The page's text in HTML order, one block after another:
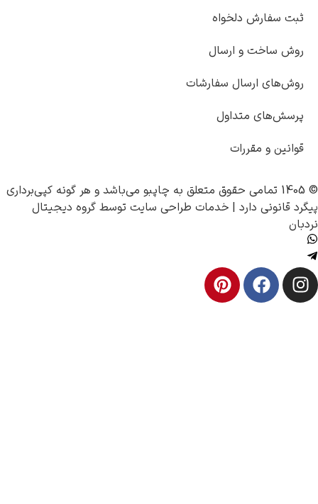
سفارش دلخواه
ساخت و ارسال
ارسال سفارشات
متداول
و مقررات
چاپبومی‌باشد و هر گونه کپی‌برداری
قانونی دارد |خدمات طراحی سایتتوسطگروه دیجیتال